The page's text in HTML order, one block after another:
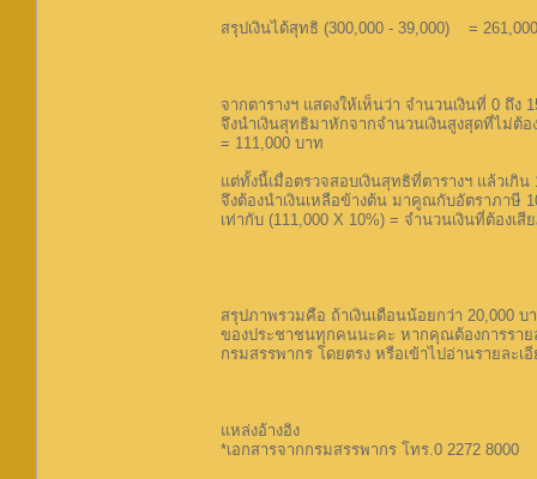
สรุปเงินได้สุทธิ (300,000 - 39,000) =
จากตารางฯ แสดงให้เห็นว่า จำนวนเงินที่ 0 ถึง
จึงนำเงินสุทธิมาหักจากจำนวนเงินสูงสุดที่ไม่ต้
= 111,000 บาท
แต่ทั้งนี้เมื่อตรวจสอบเงินสุทธิที่ตารางฯ แล้วเกิน
จึงต้องนำเงินเหลือข้างต้น มาคูณกับอัตราภาษี
เท่ากับ (111,000 X 10%) = จำนวนเงินที่ต้อง
สรุปภาพรวมคือ ถ้าเงินเดือนน้อยกว่า 20,000
ของประชาชนทุกคนนะคะ หากคุณต้องการราย
กรมสรรพากร โดยตรง หรือเข้าไปอ่านรายละเ
แหล่งอ้างอิง
*เอกสารจากกรมสรรพากร โทร.0 2272 8000